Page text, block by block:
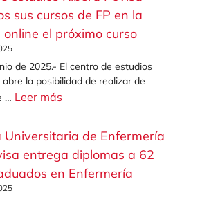
sus cursos de FP en la
el próximo curso
de 2025.- El centro de estudios
abre la posibilidad de realizar de
… Leer más
Universitaria de Enfermería
entrega diplomas a 62
en Enfermería